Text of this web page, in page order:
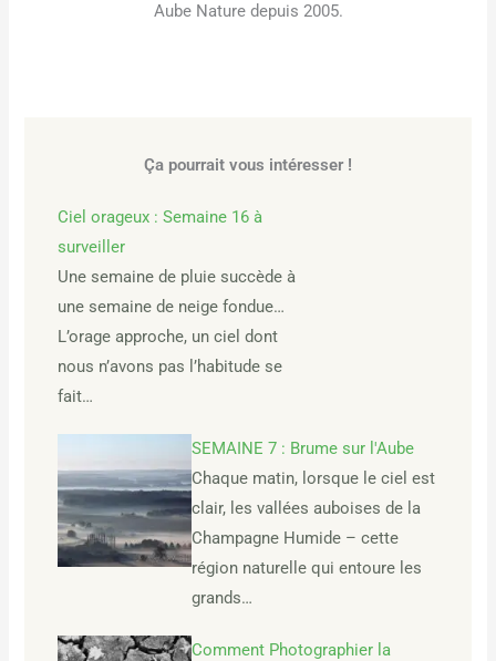
Aube Nature depuis 2005.
Ça pourrait vous intéresser !
Ciel orageux : Semaine 16 à
surveiller
Une semaine de pluie succède à
une semaine de neige fondue…
L’orage approche, un ciel dont
nous n’avons pas l’habitude se
fait…
SEMAINE 7 : Brume sur l'Aube
Chaque matin, lorsque le ciel est
clair, les vallées auboises de la
Champagne Humide – cette
région naturelle qui entoure les
grands…
Comment Photographier la